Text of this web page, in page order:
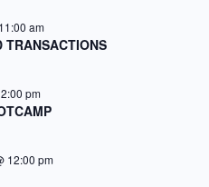
am
pm
12:00 pm